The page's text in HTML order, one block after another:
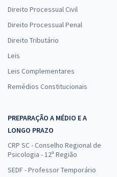
Direito Processual Civil
Direito Processual Penal
Direito Tributário
Leis
Leis Complementares
Remédios Constitucionais
PREPARAÇÃO A MÉDIO E A
LONGO PRAZO
CRP SC - Conselho Regional de
Psicologia - 12ª Região
SEDF - Professor Temporário